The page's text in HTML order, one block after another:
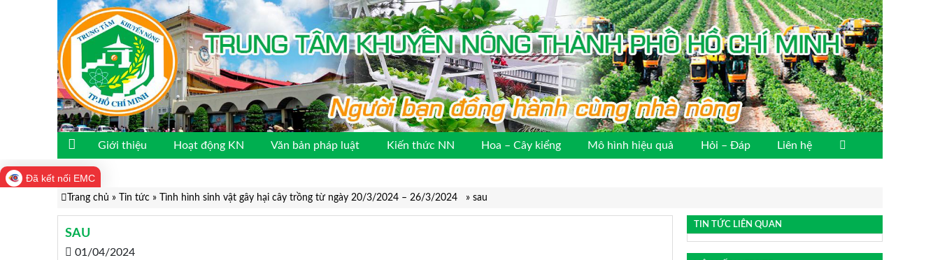
Giới thiệu Hoạt động KN Văn bản pháp luật Kiến thức NN Hoa – Cây kiểng Mô hình hiệu quả Hỏi – Đáp Liên hệ
Đã kết nối EMC
Trang chủ » Tin tức» Tình hình sinh vật gây hại cây trồng từ ngày 20/3/2024 – 26/3/2024 » sau
SAU
01/04/2024
TIN TỨC LIÊN QUAN